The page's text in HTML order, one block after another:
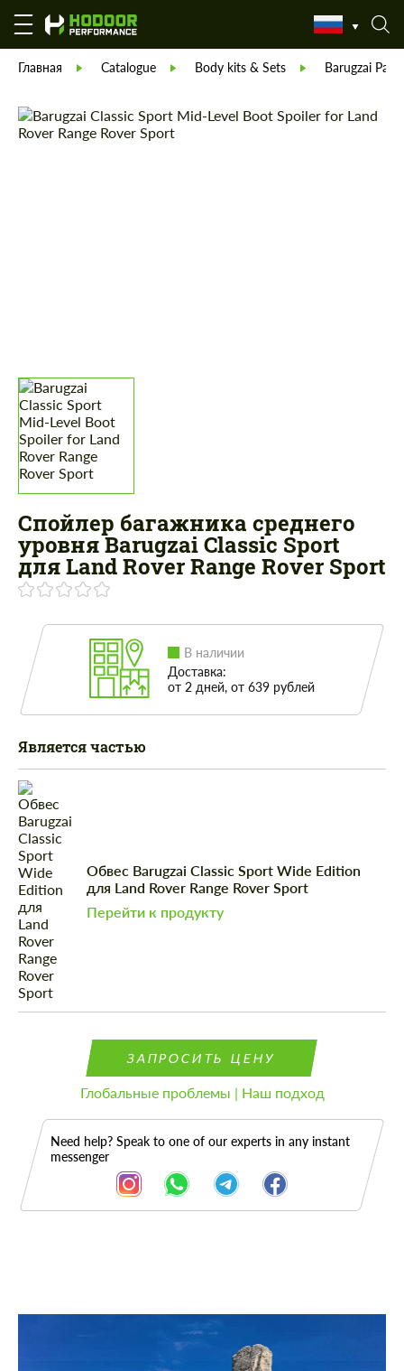
Главная Catalogue Body kits & Sets Barugzai
Спойлер багажника среднего
уровня Barugzai Classic Sport
для Land Rover Range Rover Sport
В наличии
Доставка:
от 2 дней, от 639 рублей
Является частью
Обвес Barugzai Classic Sport Wide Edition
для Land Rover Range Rover Sport
Перейти к продукту
ЗАПРОСИТЬ ЦЕНУ
Глобальные проблемы | Наш подход
Need help? Speak to one of our experts in any instant
messenger